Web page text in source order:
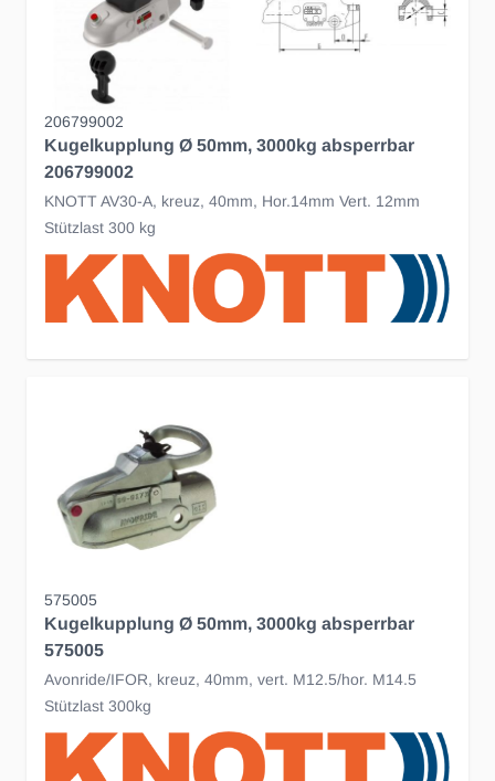
206799002
Kugelkupplung Ø 50mm, 3000kg absperrbar
206799002
KNOTT AV30-A, kreuz, 40mm, Hor.14mm Vert. 12mm
Stützlast 300 kg
575005
Kugelkupplung Ø 50mm, 3000kg absperrbar
575005
Avonride/IFOR, kreuz, 40mm, vert. M12.5/hor. M14.5
Stützlast 300kg